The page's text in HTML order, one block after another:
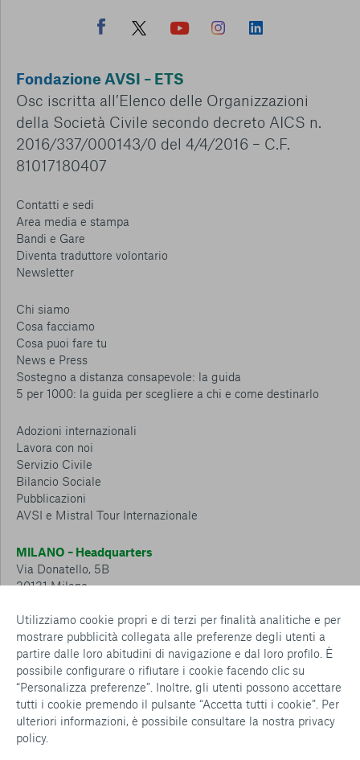
Utilizziamo cookie propri e di terzi per finalità analitiche e per
mostrare pubblicità collegata alle preferenze degli utenti a
partire dalle loro abitudini di navigazione e dal loro profilo. È
possibile configurare o rifiutare i cookie facendo clic su
“Personalizza preferenze”. Inoltre, gli utenti possono accettare
tutti i cookie premendo il pulsante “Accetta tutti i cookie”. Per
ulteriori informazioni, è possibile consultare la nostra privacy
policy.
Fondazione AVSI – ETS
Osc iscritta all’Elenco delle Organizzazioni
della Società Civile secondo decreto AICS n.
2016/337/000143/0 del 4/4/2016 – C.F.
81017180407
Contatti e sedi
Area media e stampa
Bandi e Gare
Diventa traduttore volontario
Newsletter
Chi siamo
Cosa facciamo
Cosa puoi fare tu
News e Press
Sostegno a distanza consapevole: la guida
5 per 1000: la guida per scegliere a chi e come destinarlo
Adozioni internazionali
Lavora con noi
Servizio Civile
Bilancio Sociale
Pubblicazioni
AVSI e Mistral Tour Internazionale
MILANO – Headquarters
Via Donatello, 5B
20131 Milano
CESENA – Sostegno a distanza
Via Padre Vicinio da Sarsina, 216
47521 Cesena
Tel.: 0547 360 811
Detrazioni e deduzioni fiscali sulle donazioni: cosa sapere e
come usufruirne